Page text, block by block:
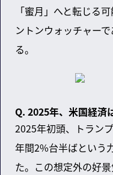
「蜜月」へと転じる
ントンウォッチャー
る。
Q. 2025年、米国経済
2025年初頭、トラン
年間2%台半ばという
た。この想定外の好